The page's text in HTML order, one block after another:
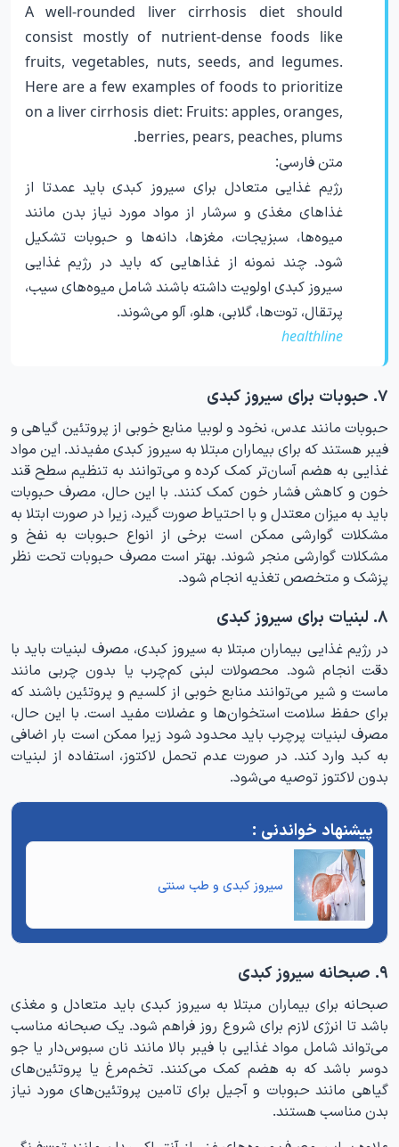
A well-rounded liver cirrhosis diet should
consist mostly of nutrient-dense foods like
fruits, vegetables, nuts, seeds, and legumes.
Here are a few examples of foods to prioritize
on a liver cirrhosis diet: Fruits: apples, oranges,
berries, pears, peaches, plums.
متن فارسی:
رژیم غذایی متعادل برای سیروز کبدی باید عمدتا از
غذاهای مغذی و سرشار از مواد مورد نیاز بدن مانند
میوه‌ها، سبزیجات، مغزها، دانه‌ها و حبوبات تشکیل
شود. چند نمونه از غذاهایی که باید در رژیم غذایی
سیروز کبدی اولویت داشته باشند شامل میوه‌های سیب،
پرتقال، توت‌ها، گلابی، هلو، آلو می‌شوند.
healthline
۷. حبوبات برای سیروز کبدی
حبوبات مانند عدس، نخود و لوبیا منابع خوبی از پروتئین گیاهی و
فیبر هستند که برای بیماران مبتلا به سیروز کبدی مفیدند. این مواد
غذایی به هضم آسان‌تر کمک کرده و می‌توانند به تنظیم سطح قند
خون و کاهش فشار خون کمک کنند. با این حال، مصرف حبوبات
باید به میزان معتدل و با احتیاط صورت گیرد، زیرا در صورت ابتلا به
مشکلات گوارشی ممکن است برخی از انواع حبوبات به نفخ و
مشکلات گوارشی منجر شوند. بهتر است مصرف حبوبات تحت نظر
پزشک و متخصص تغذیه انجام شود.
۸. لبنیات برای سیروز کبدی
در رژیم غذایی بیماران مبتلا به سیروز کبدی، مصرف لبنیات باید با
دقت انجام شود. محصولات لبنی کم‌چرب یا بدون چربی مانند
ماست و شیر می‌توانند منابع خوبی از کلسیم و پروتئین باشند که
برای حفظ سلامت استخوان‌ها و عضلات مفید است. با این حال،
مصرف لبنیات پرچرب باید محدود شود زیرا ممکن است بار اضافی
به کبد وارد کند. در صورت عدم تحمل لاکتوز، استفاده از لبنیات
بدون لاکتوز توصیه می‌شود.
سیروز کبدی و طب سنتی
۹. صبحانه سیروز کبدی
صبحانه برای بیماران مبتلا به سیروز کبدی باید متعادل و مغذی
باشد تا انرژی لازم برای شروع روز فراهم شود. یک صبحانه مناسب
می‌تواند شامل مواد غذایی با فیبر بالا مانند نان سبوس‌دار یا جو
دوسر باشد که به هضم کمک می‌کنند. تخم‌مرغ یا پروتئین‌های
گیاهی مانند حبوبات و آجیل برای تامین پروتئین‌های مورد نیاز
بدن مناسب هستند.